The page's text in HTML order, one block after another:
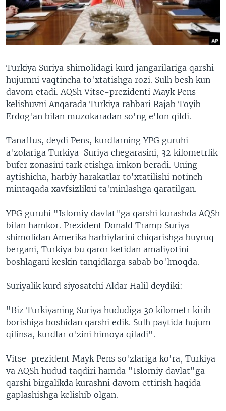
VIDEO
XABARLAR SURATLARDA
ODNOKLASSNIKI
TELEGRAM
TWITTER
SOUNDCLOUD
VOA
Turkiya Suriya shimolidagi kurd jangarilariga qarshi
hujumni vaqtincha to'xtatishga rozi. Sulh besh kun
davom etadi. AQSh Vitse-prezidenti Mayk Pens
kelishuvni Anqarada Turkiya rahbari Rajab Toyib
Erdog'an bilan muzokaradan so'ng e'lon qildi.
Tanaffus, deydi Pens, kurdlarning YPG guruhi
a'zolariga Turkiya-Suriya chegarasini, 32 kilometrlik
bufer zonasini tark etishga imkon beradi. Uning
aytishicha, harbiy harakatlar to'xtatilishi notinch
mintaqada xavfsizlikni ta'minlashga qaratilgan.
YPG guruhi "Islomiy davlat"ga qarshi kurashda AQSh
bilan hamkor. Prezident Donald Tramp Suriya
shimolidan Amerika harbiylarini chiqarishga buyruq
bergani, Turkiya bu qaror ketidan amaliyotini
boshlagani keskin tanqidlarga sabab bo'lmoqda.
Suriyalik kurd siyosatchi Aldar Halil deydiki:
"Biz Turkiyaning Suriya hududiga 30 kilometr kirib
borishiga boshidan qarshi edik. Sulh paytida hujum
qilinsa, kurdlar o'zini himoya qiladi".
Vitse-prezident Mayk Pens so'zlariga ko'ra, Turkiya
va AQSh hudud taqdiri hamda "Islomiy davlat"ga
qarshi birgalikda kurashni davom ettirish haqida
gaplashishga kelishib olgan.